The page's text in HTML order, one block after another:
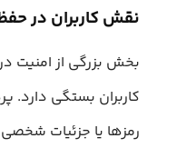
نقش کاربران در
کاربران بستگی دارد.
رمزها یا جزئیات